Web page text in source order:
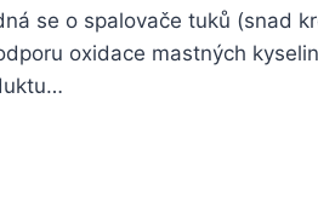
se o spalovače tuků (snad
oxidace mastných